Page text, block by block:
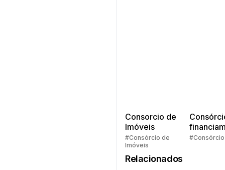
Consorcio de
Imóveis
#Consórcio de
Imóveis
Quem
#Consórcio
Relacionados